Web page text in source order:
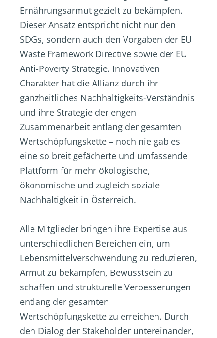
Ernährungsarmut gezielt zu bekämpfen.
Dieser Ansatz entspricht nicht nur den
SDGs, sondern auch den Vorgaben der EU
Waste Framework Directive sowie der EU
Anti-Poverty Strategie. Innovativen
Charakter hat die Allianz durch ihr
ganzheitliches Nachhaltigkeits-Verständnis
und ihre Strategie der engen
Zusammenarbeit entlang der gesamten
Wertschöpfungskette – noch nie gab es
eine so breit gefächerte und umfassende
Plattform für mehr ökologische,
ökonomische und zugleich soziale
Nachhaltigkeit in Österreich.
Alle Mitglieder bringen ihre Expertise aus
unterschiedlichen Bereichen ein, um
Lebensmittelverschwendung zu reduzieren,
Armut zu bekämpfen, Bewusstsein zu
schaffen und strukturelle Verbesserungen
entlang der gesamten
Wertschöpfungskette zu erreichen. Durch
den Dialog der Stakeholder untereinander,